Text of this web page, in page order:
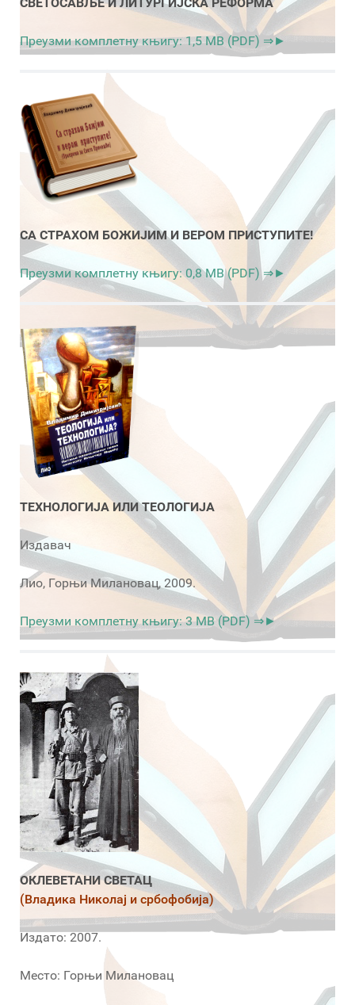
Преузми комплетну књигу: 1,5 MB (PDF) ⇒►
СА СТРАХОМ БОЖИЈИМ И ВЕРОМ ПРИСТУПИТЕ!
Преузми комплетну књигу: 0,8 MB (PDF) ⇒►
ТЕХНОЛОГИЈА ИЛИ ТЕОЛОГИЈА
Издавач
Лио, Горњи Милановац, 2009.
Преузми комплетну књигу: 3 MB (PDF) ⇒►
ОКЛЕВЕТАНИ СВЕТАЦ
(Владика Николај и србофобија)
Издато: 2007.
Место: Горњи Милановац